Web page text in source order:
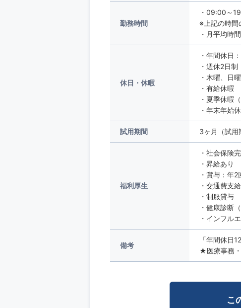
勤務時間
・09:00～
※上記の時間
・月平均時
休日・休暇
・年間休日
・週休2日制
・木曜、日
・有給休暇
・夏季休暇（
・年末年始
試用期間 3ヶ月（試用
福利厚生
・社会保険
・昇給あり
・賞与：年2
・交通費支
・制服貸与
・健康診断（
・インフル
備考
「年間休日
★医療事務・
こ